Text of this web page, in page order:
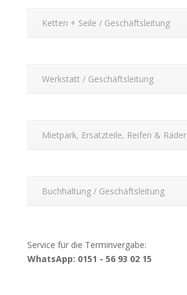
Ketten + Seile / Geschäftsleitung
Werkstatt / Geschäftsleitung
Mietpark, Ersatzteile, Reifen & Räder
Buchhaltung / Geschäftsleitung
Service für die Terminvergabe:
WhatsApp: 0151 - 56 93 02 15